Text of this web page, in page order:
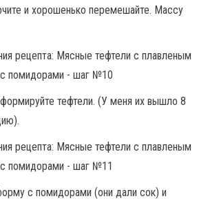
и хорошенько перемешайте. Массу
тефтели. (У меня их вышло 8
с помидорами (они дали сок) и